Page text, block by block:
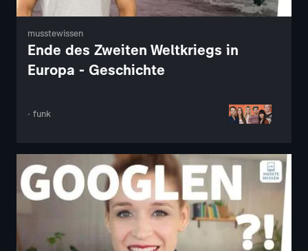
musstewissen
Ende des Zweiten Weltkriegs in
Europa - Geschichte
· funk